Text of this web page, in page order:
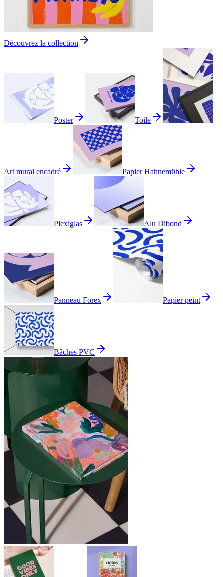
Découvrez la collection
Poster Toile
Art mural encadré Papier Hahnemühle
Plexiglas Alu Dibond
Panneau Forex Papier peint
Bâches PVC